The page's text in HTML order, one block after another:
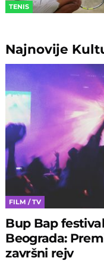
TENIS
Najnovije
FILM / TV
Bup Bap
Beograda:
završni rejv